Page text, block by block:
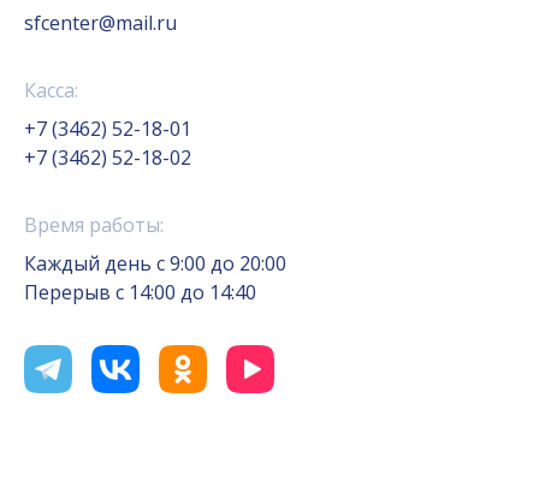
sfcenter@mail.ru
Касса:
+7 (3462) 52-18-01
+7 (3462) 52-18-02
Время работы:
Каждый день с 9:00 до 20:00
Перерыв с 14:00 до 14:40